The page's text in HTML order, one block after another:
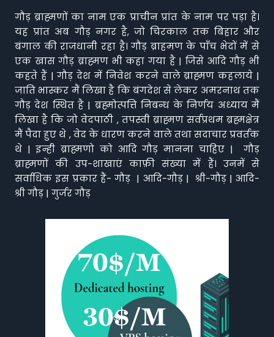
गौड़ ब्राह्मणों का नाम एक प्राचीन प्रांत के नाम पर पड़ा है।
यह प्रांत अब गौड़ नगर है, जो चिरकाल तक बिहार और
बंगाल की राजधानी रहा है। गौड़ ब्राहमण के पाँच भेदों में से
एक खास गौड़ ब्राह्मण भी कहा गया है | जिसे आदि गौड़ भी
कहते हैं | गौड़ देश में निवेश करने वाले ब्राह्मण कहलाये |
जाति भास्कर मैं लिखा है कि बंगदेश से लेकर अमरनाथ तक
गौड़ देश स्थित है | ब्रह्मोत्पत्ति निबन्ध के निर्णय अध्याय मैं
लिखा है कि जो वेदपाठी , तपस्वी ब्राह्मण सर्वप्रथम ब्रह्मक्षेत्र
मैं पैदा हुए थे , वेद के धारण करने वाले तथा सदाचार प्रवर्तक
थे | इन्ही ब्राह्मणो को आदि गौड़ मानना चाहिए | गौड़
ब्राह्मणों की उप-शाखाएं काफ़ी संख्या में हैं। उनमें से
सर्वाधिक इस प्रकार हैं- गौड़ | आदि-गौड़ | श्री-गौड़ | आदि-
श्री गौड़ | गुर्जर गौड़